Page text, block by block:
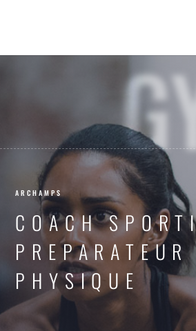
ARCHAMPS
COACH
PREPARATEUR
PHYSIQUE